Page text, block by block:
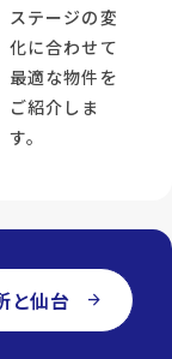
ステージの変
化に合わせて
最適な物件を
ご紹介しま
す。
と仙台 arrow_forward